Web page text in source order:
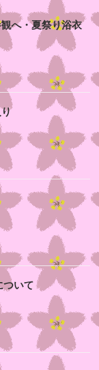
へ・夏祭り浴衣
ついて